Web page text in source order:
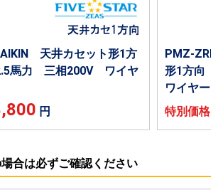
天井カセット形1方
馬力 三相200V ワイヤ
円
PMZ-
形1方向
ワイヤー
特別価
合は必ずご確認ください